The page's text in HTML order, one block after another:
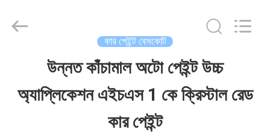
Chemical
Reserved.
কার পেইন্ট বেসকোট
উন্নত কাঁচামাল অটো পেইন্ট উচ্চ
অ্যাপ্লিকেশন এইচএস 1 কে ক্রিস্টাল রেড
কার পেইন্ট